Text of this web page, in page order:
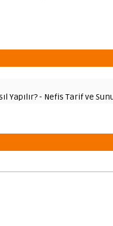
Yapılır? - Nefis Tarif ve